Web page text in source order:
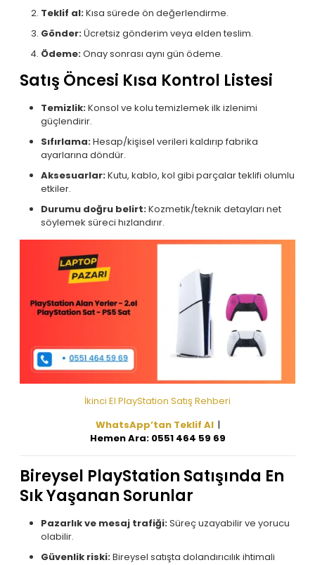
Teklif al:Kısa sürede ön değerlendirme.
Gönder:Ücretsiz gönderim veya elden teslim.
Ödeme:Onay sonrası aynı gün ödeme.
Satış Öncesi Kısa Kontrol Listesi
Temizlik:Konsol ve kolu temizlemek ilk izlenimi
güçlendirir.
Sıfırlama:Hesap/kişisel verileri kaldırıp fabrika
ayarlarına döndür.
Aksesuarlar:Kutu, kablo, kol gibi parçalar teklifi olumlu
etkiler.
Durumu doğru belirt:Kozmetik/teknik detayları net
söylemek süreci hızlandırır.
İkinci El PlayStation Satış Rehberi
WhatsApp’tan Teklif Al|
Hemen Ara: 0551 464 59 69
Bireysel PlayStation Satışında En
Sık Yaşanan Sorunlar
Pazarlık ve mesaj trafiği:Süreç uzayabilir ve yorucu
olabilir.
Güvenlik riski:Bireysel satışta dolandırıcılık ihtimali